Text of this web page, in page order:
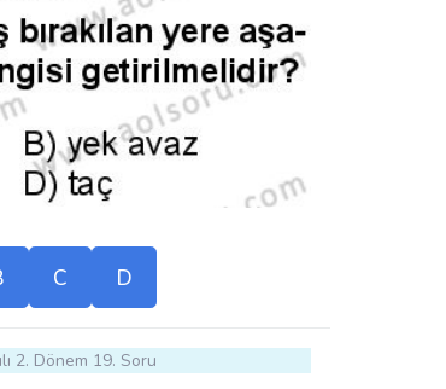
C D
2. Dönem 19. Soru